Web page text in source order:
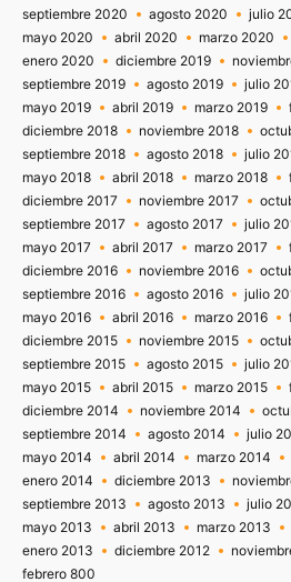
septiembre 2020
agosto 2020 julio
mayo 2020
abril 2020 marzo 2020
enero 2020
diciembre 2019
septiembre 2019
agosto 2019 julio
mayo 2019
abril 2019 marzo 2019
diciembre 2018
noviembre 2018
septiembre 2018
agosto 2018 julio
mayo 2018
abril 2018 marzo 2018
diciembre 2017
noviembre 2017
septiembre 2017
agosto 2017 julio
mayo 2017
abril 2017 marzo 2017
diciembre 2016
noviembre 2016
septiembre 2016
agosto 2016 julio
mayo 2016
abril 2016 marzo 2016
diciembre 2015
noviembre 2015
septiembre 2015
agosto 2015 julio
mayo 2015
abril 2015 marzo 2015
diciembre 2014
noviembre 2014
septiembre 2014
agosto 2014 julio
mayo 2014
abril 2014 marzo 2014
enero 2014
diciembre 2013
septiembre 2013
agosto 2013 julio
mayo 2013
abril 2013 marzo 2013
enero 2013
diciembre 2012
febrero 800